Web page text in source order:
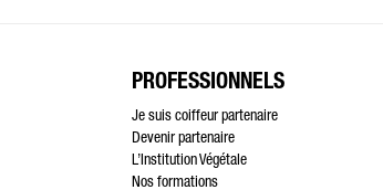
PROFESSIONNELS
Je suis coiffeur partenaire
Devenir partenaire
L’Institution Végétale
Nos formations